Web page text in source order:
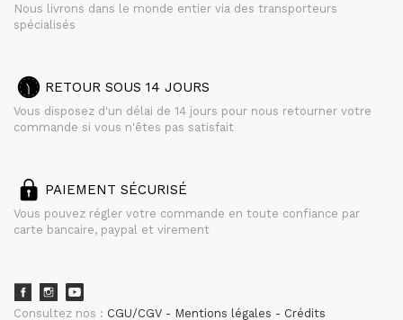
Nous livrons dans le monde entier via des transporteurs
spécialisés
RETOUR SOUS 14 JOURS
Vous disposez d'un délai de 14 jours pour nous retourner votre
commande si vous n'êtes pas satisfait
PAIEMENT SÉCURISÉ
Vous pouvez régler votre commande en toute confiance par
carte bancaire, paypal et virement
Consultez nos : CGU/CGV Mentions légales Crédits